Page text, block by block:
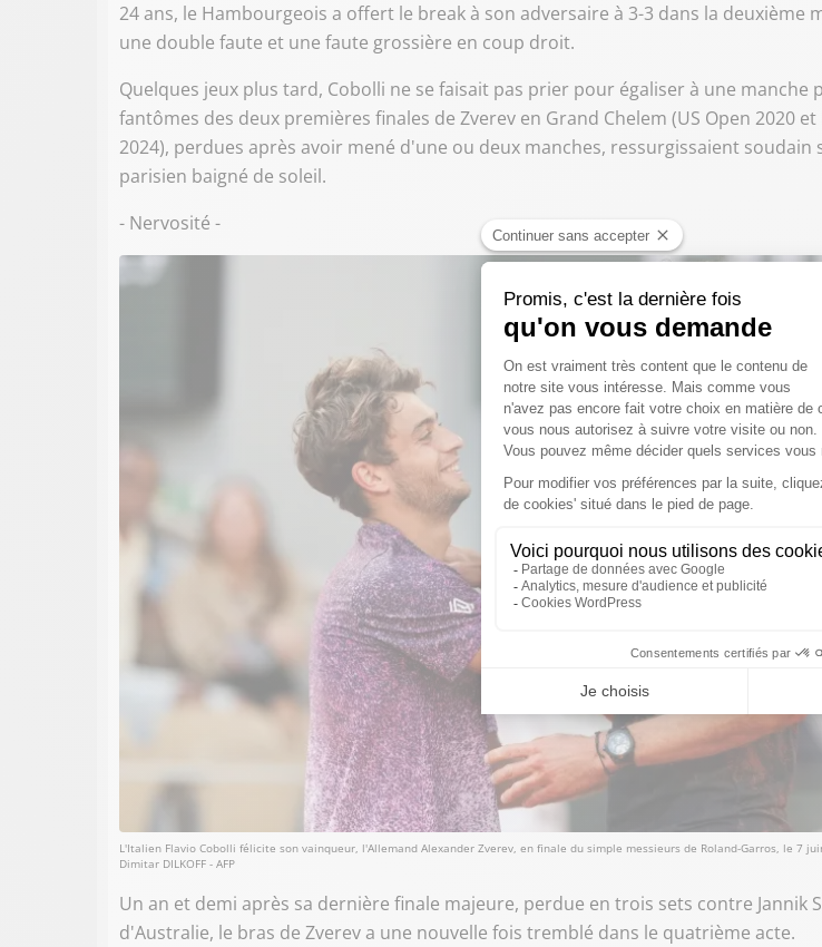
24 ans, le Hambourgeois a offert le break à son adversaire à 3-3 dans la deuxième
une double faute et une faute grossière en coup droit.
Quelques jeux plus tard, Cobolli ne se faisait pas prier pour égaliser à une manche
fantômes des deux premières finales de Zverev en Grand Chelem (US Open 2020
2024), perdues après avoir mené d'une ou deux manches, ressurgissaient soudain
parisien baigné de soleil.
- Nervosité -
L'Italien Flavio Cobolli félicite son vainqueur, l'Allemand Alexander Zverev, en finale du simple messieurs de Roland-Garros, le 7
Dimitar DILKOFF - AFP
Un an et demi après sa dernière finale majeure, perdue en trois sets contre Jannik
d'Australie, le bras de Zverev a une nouvelle fois tremblé dans le quatrième acte.